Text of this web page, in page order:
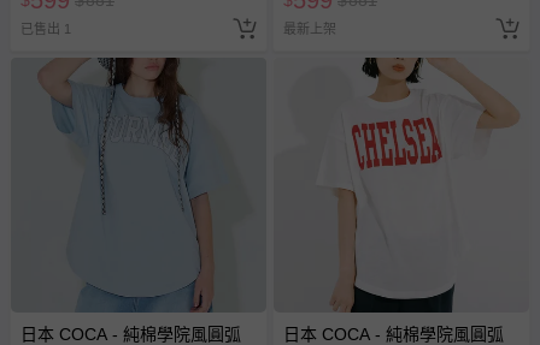
已售出 1 最新上架
日本 COCA - 純棉學院風圓弧
日本 COCA - 純棉學院風圓弧